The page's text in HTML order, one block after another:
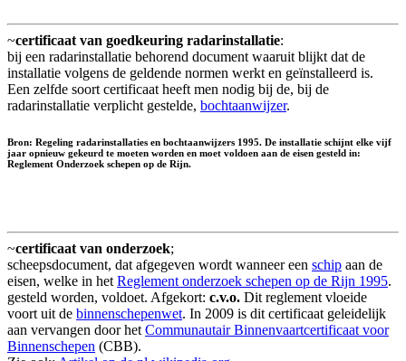
~certificaat van goedkeuring radarinstallatie:
bij een radarinstallatie behorend document waaruit blijkt dat de
installatie volgens de geldende normen werkt en geïnstalleerd is.
Een zelfde soort certificaat heeft men nodig bij de, bij de
radarinstallatie verplicht gestelde, bochtaanwijzer.
Bron: Regeling radarinstallaties en bochtaanwijzers 1995. De installatie schijnt elke vijf
jaar opnieuw gekeurd te moeten worden en moet voldoen aan de eisen gesteld in:
Reglement Onderzoek schepen op de Rijn.
~certificaat van onderzoek;
scheepsdocument, dat afgegeven wordt wanneer een schip aan de
eisen, welke in het Reglement onderzoek schepen op de Rijn 1995.
gesteld worden, voldoet. Afgekort: c.v.o. Dit reglement vloeide
voort uit de binnenschepenwet. In 2009 is dit certificaat geleidelijk
aan vervangen door het Communautair Binnenvaartcertificaat voor
Binnenschepen (CBB).